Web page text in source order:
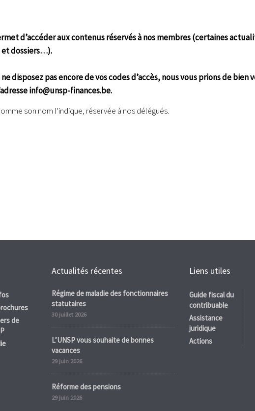
d’accéder aux contenus réservés à nos membres (certaines
et dossiers…).
disposez pas encore de vos codes d’accès, nous vous prions de
info@unsp-finances.be.
son nom l’indique, réservée à nos délégués.
de
Actualités récentes
Régime de maladie des fonctionnaires
statutaires
30 juillet 2026
L’UNSP vous souhaite de bonnes
vacances
29 juin 2026
Réforme des pensions
29 juin 2026
Liens utiles
Guide fiscal du
contribuable
Assistance
juridique
Actions